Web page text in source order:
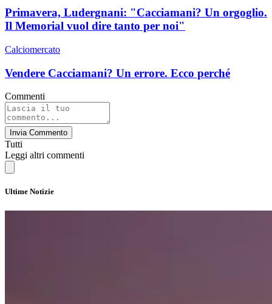
Primavera, Ludergnani: "Cacciamani? Un orgoglio.
Il Memorial vuol dire tanto per noi"
Calciomercato
Vendere Cacciamani? Un errore. Ecco perché
Commenti
Invia Commento
Tutti
Leggi altri commenti
Ultime Notizie